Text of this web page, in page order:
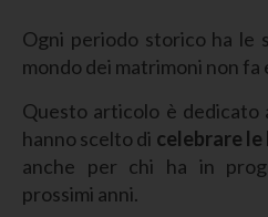
Ogni periodo storico ha le
mondo dei matrimoni non fa
Questo articolo è
hanno scelto di celebrare le
anche per chi ha in
prossimi anni.